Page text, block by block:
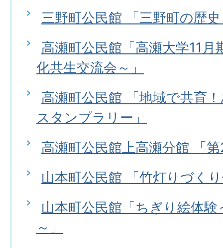
三野町公民館 「三野町の歴
高瀬町公民館「高瀬大学11月
化共生交流会～」
高瀬町公民館 「地域で共育
スタンプラリー」
高瀬町公民館上高瀬分館 「
山本町公民館 「竹灯りづく
山本町公民館「ちぎり絵体
～」